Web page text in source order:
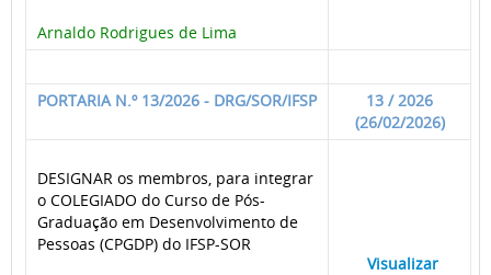
Arnaldo Rodrigues de Lima
PORTARIA N.º 13/2026 - DRG/SOR/IFSP
13 / 2026
(26/02/2026)
DESIGNAR os membros, para integrar
o COLEGIADO do Curso de Pós-
Graduação em Desenvolvimento de
Pessoas (CPGDP) do IFSP-SOR
Visualizar